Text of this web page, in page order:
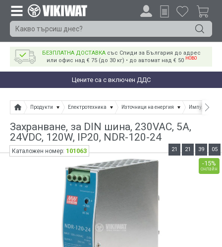
БЕЗПЛАТНА ДОСТАВКА със Спиди за България до адрес
или офис над € 75 (до 30 кг) • до автомат над € 50 НОВО
Цените са с включен ДДС
Продукти Електротехника Източници на енергия Импулсни и
Захранване, за DIN шина, 230VAC, 5A,
24VDC, 120W, IP20, NDR-120-24
-15%
онлайн
21 21 39 05
Каталожен номер: 101063